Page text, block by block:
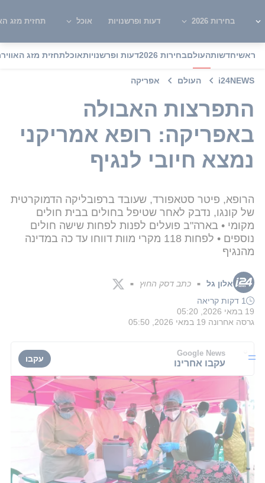
בחירות 2026 דעות ופרשנויות אוכל תחזית מזג
ראשיחדשותהעולםבחירות 2026 דעות ופרשנויותאוכלתחזית מזג האוויר
i24NEWS העולם אפריקה
התפרצות האבולה
באפריקה: רופא אמריקני
נמצא חיובי לנגיף
הרופא, פיטר סטאפורד, שעובד ברפובליקה הדמוקרטית
של קונגו, נדבק לאחר שטיפל בחולים בבית חולים
מקומי • בארה"ב פועלים לפנות לפחות שישה חולים
נוספים • לפחות 118 מקרי מוות דווחו עד כה במדינה
מהנגיף
אלון גל ■ כתב דסק החוץ ■
1 דקות קריאה
19 במאי 2026, 05:20
גרסה אחרונה 19 במאי 2026, 05:50
Google News
עקבו אחרינו עקבו